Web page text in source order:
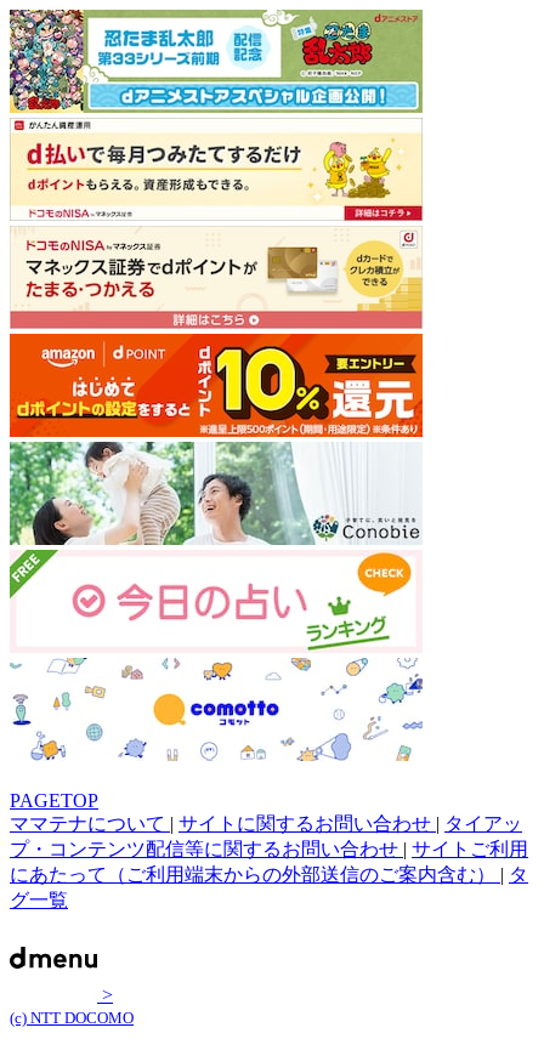
PAGETOP
ママテナについて | サイトに関するお問い合わせ | タイアッ
プ・コンテンツ配信等に関するお問い合わせ | サイトご利用
にあたって（ご利用端末からの外部送信のご案内含む） | タ
グ一覧
>
(c) NTT DOCOMO